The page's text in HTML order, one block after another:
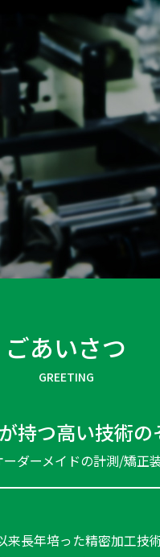
ごあいさつ
GREETING
持つ高い技術の
ダーメイドの計測/矯正
来長年培った精密加工技